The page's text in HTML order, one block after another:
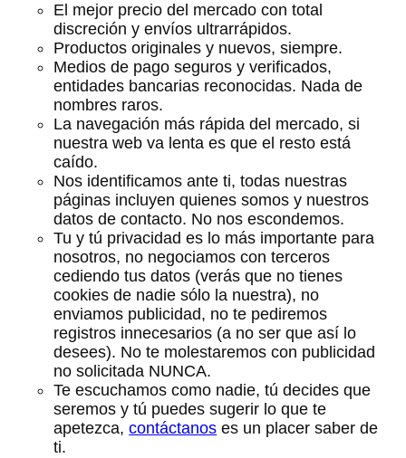
El mejor precio del mercado con total
discreción y envíos ultrarrápidos.
Productos originales y nuevos, siempre.
Medios de pago seguros y verificados,
entidades bancarias reconocidas. Nada de
nombres raros.
La navegación más rápida del mercado, si
nuestra web va lenta es que el resto está
caído.
Nos identificamos ante ti, todas nuestras
páginas incluyen quienes somos y nuestros
datos de contacto. No nos escondemos.
Tu y tú privacidad es lo más importante para
nosotros, no negociamos con terceros
cediendo tus datos (verás que no tienes
cookies de nadie sólo la nuestra), no
enviamos publicidad, no te pediremos
registros innecesarios (a no ser que así lo
desees). No te molestaremos con publicidad
no solicitada NUNCA.
Te escuchamos como nadie, tú decides que
seremos y tú puedes sugerir lo que te
apetezca,contáctanos es un placer saber de
ti.